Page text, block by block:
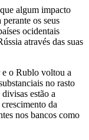
algum impacto
os seus
ocidentais
através das suas
e o Rublo voltou a
no rasto
estão a
da
nos bancos como